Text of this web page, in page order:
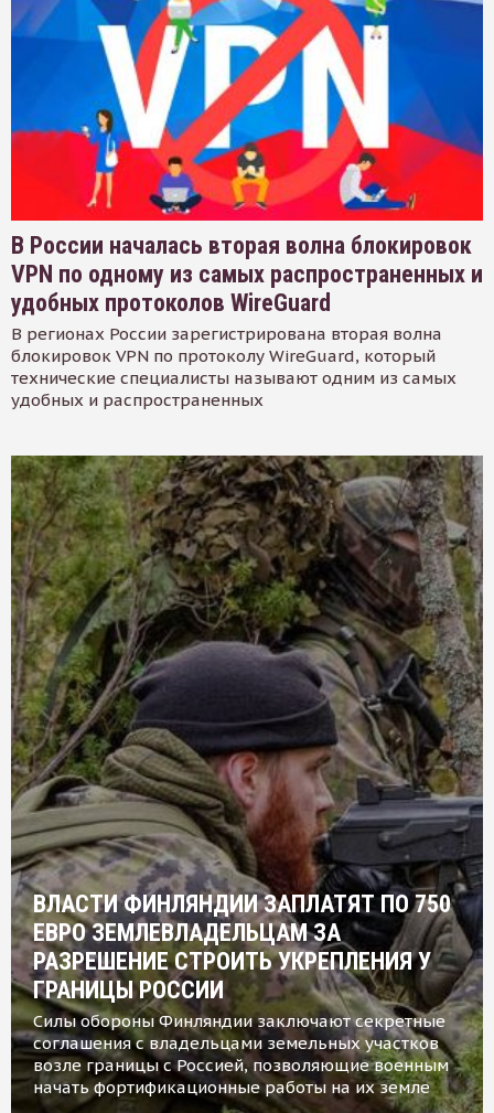
В России началась вторая волна блокировок
VPN по одному из самых распространенных и
удобных протоколов WireGuard
В регионах России зарегистрирована вторая волна
блокировок VPN по протоколу WireGuard, который
технические специалисты называют одним из самых
удобных и распространенных
ВЛАСТИ ФИНЛЯНДИИ ЗАПЛАТЯТ ПО 750
ЕВРО ЗЕМЛЕВЛАДЕЛЬЦАМ ЗА
РАЗРЕШЕНИЕ СТРОИТЬ УКРЕПЛЕНИЯ У
ГРАНИЦЫ РОССИИ
Силы обороны Финляндии заключают секретные
соглашения с владельцами земельных участков
возле границы с Россией, позволяющие военным
начать фортификационные работы на их земле